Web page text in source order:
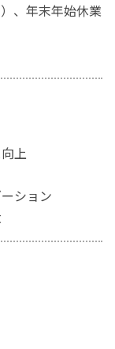
、年末年始休業
上
ション